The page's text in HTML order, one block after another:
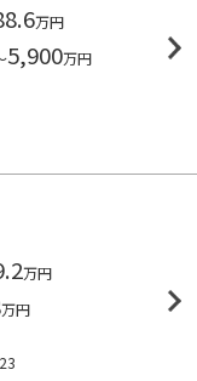
万円
5,900万円
万円
万円